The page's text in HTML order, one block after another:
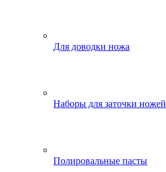
Для доводки ножа
Наборы для заточки ножей
Полировальные пасты